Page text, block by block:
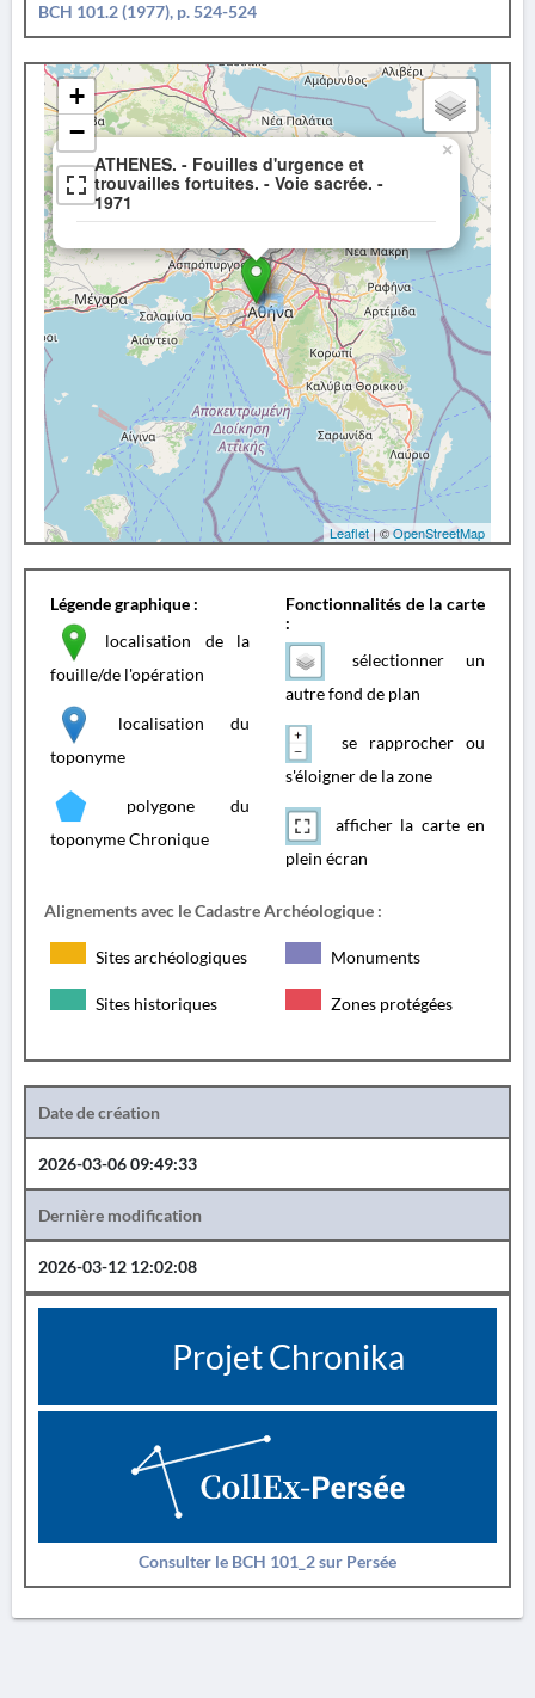
BCH 101.2 (1977), p. 524-524
ATHENES. - Fouilles d'urgence et
trouvailles fortuites. - Voie sacrée. -
1971
×
+
−
Leaflet| ©OpenStreetMap
Légende graphique :
localisation de la
fouille/de l'opération
localisation du
toponyme
polygone du
toponyme Chronique
Fonctionnalités de la carte
:
sélectionner un
autre fond de plan
se rapprocher ou
s'éloigner de la zone
afficher la carte en
plein écran
Alignements avec le Cadastre Archéologique :
Sites archéologiques Monuments
Sites historiques Zones protégées
Date de création
2026-03-06 09:49:33
Dernière modification
2026-03-12 12:02:08
Projet Chronika
Consulter le BCH 101_2 sur Persée